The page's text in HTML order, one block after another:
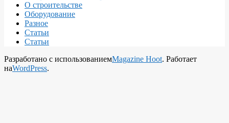
О строительстве
Оборудование
Разное
Статьи
Статьи
Разработано с использованиемMagazine Hoot. Работает
наWordPress.